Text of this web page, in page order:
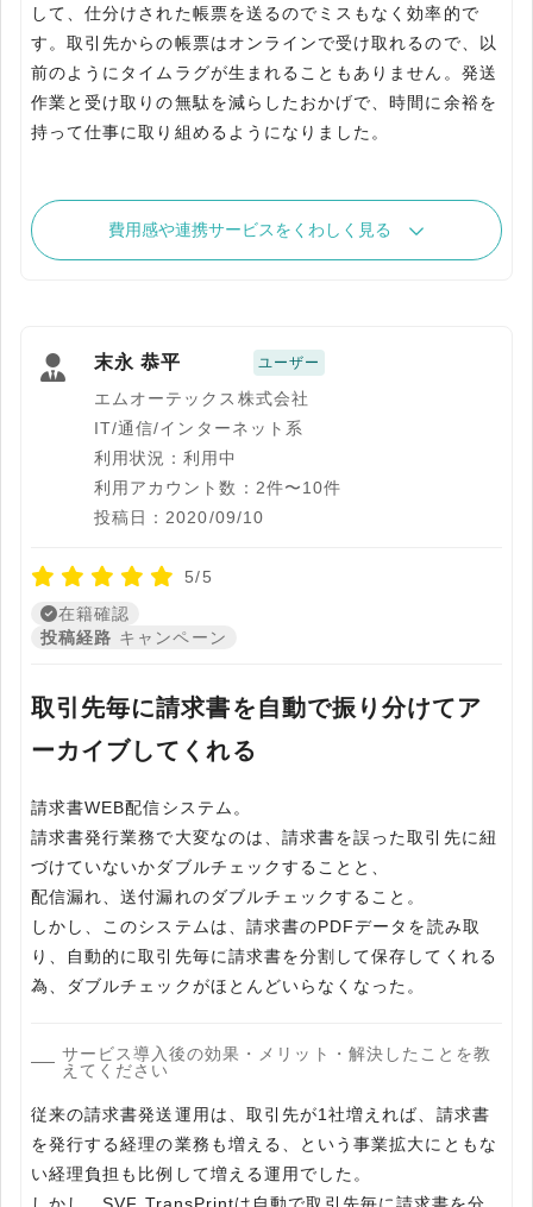
して、仕分けされた帳票を送るのでミスもなく効率的で
す。取引先からの帳票はオンラインで受け取れるので、以
前のようにタイムラグが生まれることもありません。発送
作業と受け取りの無駄を減らしたおかげで、時間に余裕を
持って仕事に取り組めるようになりました。
費用感や連携サービスをくわしく見る
末永 恭平 ユーザー
エムオーテックス株式会社
IT/通信/インターネット系
利用状況：利用中
利用アカウント数：2件〜10件
投稿日：2020/09/10
5/5
在籍確認
投稿経路 キャンペーン
取引先毎に請求書を自動で振り分けてア
ーカイブしてくれる
請求書WEB配信システム。
請求書発行業務で大変なのは、請求書を誤った取引先に紐
づけていないかダブルチェックすることと、
配信漏れ、送付漏れのダブルチェックすること。
しかし、このシステムは、請求書のPDFデータを読み取
り、自動的に取引先毎に請求書を分割して保存してくれる
為、ダブルチェックがほとんどいらなくなった。
サービス導入後の効果・メリット・解決したことを教
えてください
従来の請求書発送運用は、取引先が1社増えれば、請求書
を発行する経理の業務も増える、という事業拡大にともな
い経理負担も比例して増える運用でした。